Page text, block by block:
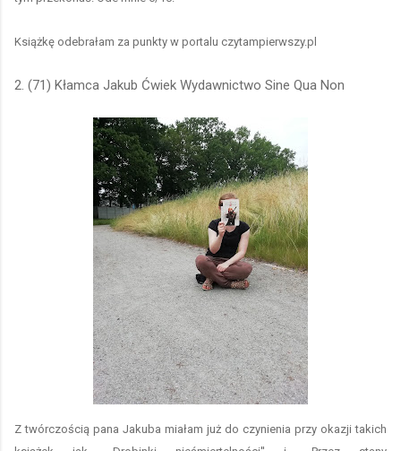
Książkę odebrałam za punkty w portalu czytampierwszy.pl
2. (71) Kłamca Jakub Ćwiek Wydawnictwo Sine Qua Non
Z twórczością pana Jakuba miałam już do czynienia przy okazji takich